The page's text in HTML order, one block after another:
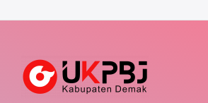
Perubahan
APBD
OPD